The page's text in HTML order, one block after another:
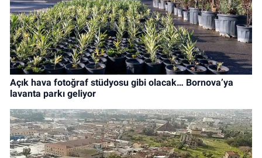
Açık hava fotoğraf stüdyosu gibi olacak… Bornova’ya
lavanta parkı geliyor